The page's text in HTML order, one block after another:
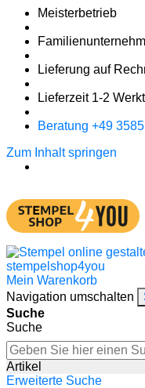
Meister­betrieb
Lieferung auf
Liefer­zeit 1-2
Bera­tung +49
Zum Inhalt springen
Mein Warenkorb
Navigation umschalten
Suche
Suche
Artikel
Erweiterte Suche